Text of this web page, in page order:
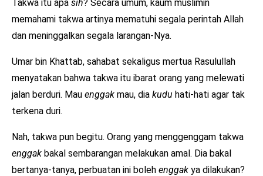
Takwa itu apa sih? Secara umum, kaum muslimin
memahami takwa artinya mematuhi segala perintah Allah
dan meninggalkan segala larangan-Nya.
Umar bin Khattab, sahabat sekaligus mertua Rasulullah
menyatakan bahwa takwa itu ibarat orang yang melewati
jalan berduri. Mau enggak mau, dia kudu hati-hati agar tak
terkena duri.
Nah, takwa pun begitu. Orang yang menggenggam takwa
enggak bakal sembarangan melakukan amal. Dia bakal
bertanya-tanya, perbuatan ini boleh enggak ya dilakukan?